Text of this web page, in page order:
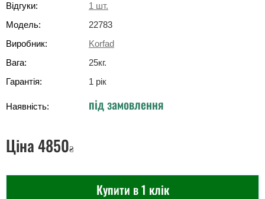
Відгуки:
1 шт.
Модель:
22783
Виробник:
Korfad
Вага:
25кг.
Гарантія:
1 рік
Наявність: під замовлення
Ціна4850₴
Купити в 1 клік